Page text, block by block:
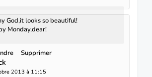
God,it looks so beautiful!
Monday,dear!
Supprimer
2013 à 11:15